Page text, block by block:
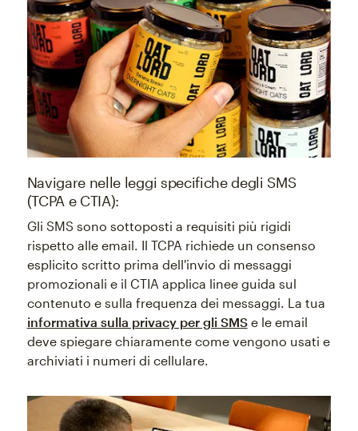
Navigare nelle leggi specifiche degli SMS
(TCPA e CTIA):
Gli SMS sono sottoposti a requisiti più rigidi
rispetto alle email. Il TCPA richiede un consenso
esplicito scritto prima dell'invio di messaggi
promozionali e il CTIA applica linee guida sul
contenuto e sulla frequenza dei messaggi. La tua
informativa sulla privacy per gli SMSe le email
deve spiegare chiaramente come vengono usati e
archiviati i numeri di cellulare.